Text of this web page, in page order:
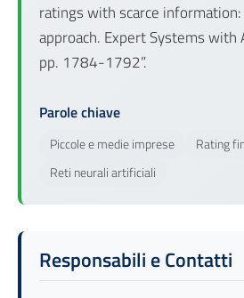
ratings with scarce
approach. Expert Systems with
pp. 1784-1792”.
Parole chiave
Piccole e medie imprese
Rating
Reti neurali artificiali
Responsabili e Contatti